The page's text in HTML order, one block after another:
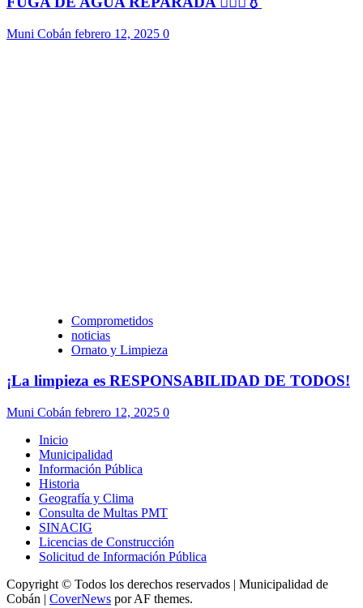
Muni Cobán febrero 12, 2025 0
Comprometidos
noticias
Ornato y Limpieza
¡La limpieza es RESPONSABILIDAD DE TODOS!
Muni Cobán febrero 12, 2025 0
Inicio
Municipalidad
Información Pública
Historia
Geografía y Clima
Consulta de Multas PMT
SINACIG
Licencias de Construcción
Solicitud de Información Pública
Copyright © Todos los derechos reservados | Municipalidad de
Cobán | CoverNews por AF themes.